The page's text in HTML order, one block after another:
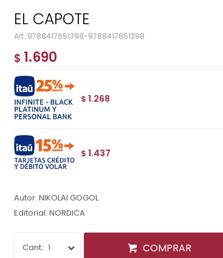
EL CAPOTE
9788417651398-9788417651398
$ 1.690
$ 1.268
$ 1.437
Autor: NIKOLAI GOGOL
Editorial: NORDICA
1 COMPRAR